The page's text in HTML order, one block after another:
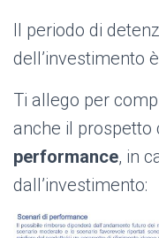
Il periodo di
dell’investimento
Ti allego per
anche il prospetto
performance, in
dall’investimento: